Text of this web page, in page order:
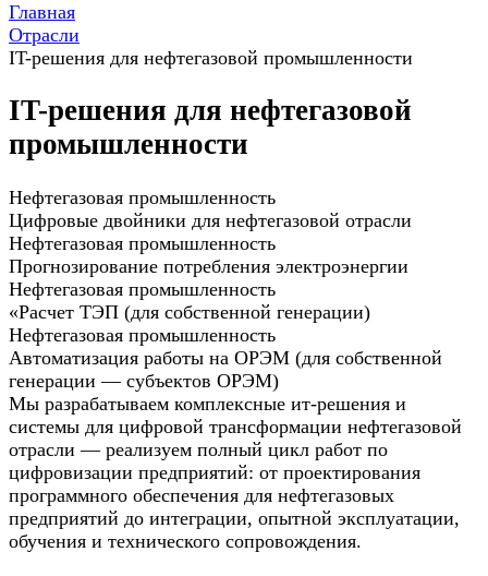
Главная
Отрасли
IT-решения для нефтегазовой промышленности
IT-решения для нефтегазовой
промышленности
Нефтегазовая промышленность
Цифровые двойники для нефтегазовой отрасли
Нефтегазовая промышленность
Прогнозирование потребления электроэнергии
Нефтегазовая промышленность
«Расчет ТЭП (для собственной генерации)
Нефтегазовая промышленность
Автоматизация работы на ОРЭМ (для собственной
генерации — субъектов ОРЭМ)
Мы разрабатываем комплексные ит-решения и
системы для цифровой трансформации нефтегазовой
отрасли — реализуем полный цикл работ по
цифровизации предприятий: от проектирования
программного обеспечения для нефтегазовых
предприятий до интеграции, опытной эксплуатации,
обучения и технического сопровождения.